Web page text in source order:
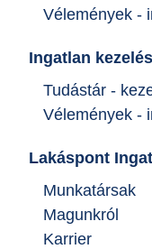
Vélemények -
Ingatlan kezelés
Tudástár -
Vélemények -
Lakáspont
Munkatársak
Magunkról
Karrier